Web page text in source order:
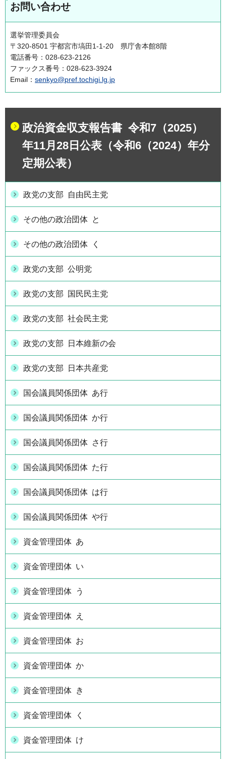
お問い合わせ
選挙管理委員会
〒320-8501 宇都宮市塙田1-1-20 県庁舎本館8階
電話番号：028-623-2126
ファックス番号：028-623-3924
Email： senkyo@pref.tochigi.lg.jp
政治資金収支報告書 令和7（2025）
年11月28日公表（令和6（2024）年分
定期公表）
政党の支部 自由民主党
その他の政治団体 と
その他の政治団体 く
政党の支部 公明党
政党の支部 国民民主党
政党の支部 社会民主党
政党の支部 日本維新の会
政党の支部 日本共産党
国会議員関係団体 あ行
国会議員関係団体 か行
国会議員関係団体 さ行
国会議員関係団体 た行
国会議員関係団体 は行
国会議員関係団体 や行
資金管理団体 あ
資金管理団体 い
資金管理団体 う
資金管理団体 え
資金管理団体 お
資金管理団体 か
資金管理団体 き
資金管理団体 く
資金管理団体 け